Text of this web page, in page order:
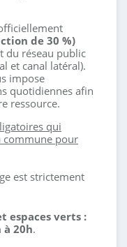
de 30 %)
du réseau public
et canal latéral).
impose
quotidiennes afin
ressource.
qui
commune pour
est strictement
espaces verts :
à 20h.